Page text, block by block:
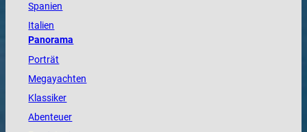
Spanien
Italien
Panorama
Porträt
Megayachten
Klassiker
Abenteuer